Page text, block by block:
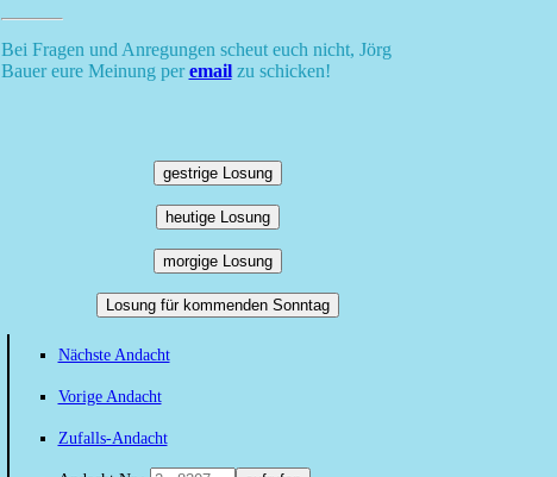
Bei Fragen und Anregungen scheut euch nicht, Jörg
Bauer eure Meinung peremailzu schicken!
gestrige Losung
heutige Losung
morgige Losung
Losung für kommenden Sonntag
Nächste Andacht
Vorige Andacht
Zufalls-Andacht